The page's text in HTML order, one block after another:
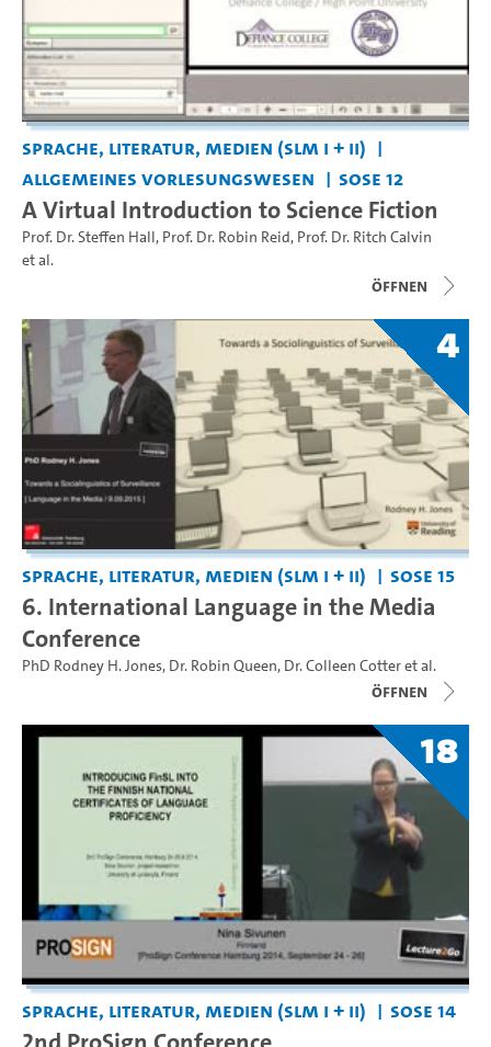
Sprache, Literatur, Medien (SLM I + II)
Allgemeines Vorlesungswesen
SoSe 12
A Virtual Introduction to Science Fiction
Prof. Dr. Steffen Hall, Prof. Dr. Robin Reid, Prof. Dr. Ritch Calvin
et al.
Öffnen
4
Sprache, Literatur, Medien (SLM I + II) SoSe 15
6. International Language in the Media
Conference
PhD Rodney H. Jones, Dr. Robin Queen, Dr. Colleen Cotteret al.
Öffnen
18
Sprache, Literatur, Medien (SLM I + II) SoSe 14